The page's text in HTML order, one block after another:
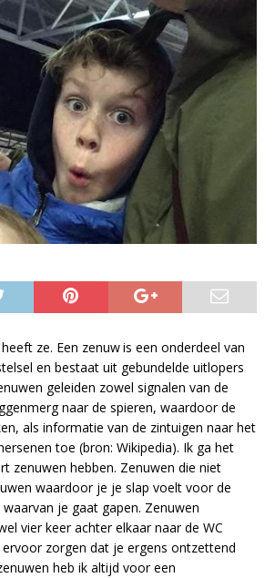
ze. Een zenuwis een onderdeel van
en bestaat uit gebundelde uitlopers
geleiden zowel signalen van de
naar de spieren, waardoor de
als informatie van de zintuigen naar het
toe (bron: Wikipedia). Ik ga het
zenuwen hebben. Zenuwen die niet
waardoor je je slap voelt voor de
je gaat gapen. Zenuwen
vier keer achter elkaar naar de WC
zorgen dat je ergens ontzettend
heb ik altijd voor een